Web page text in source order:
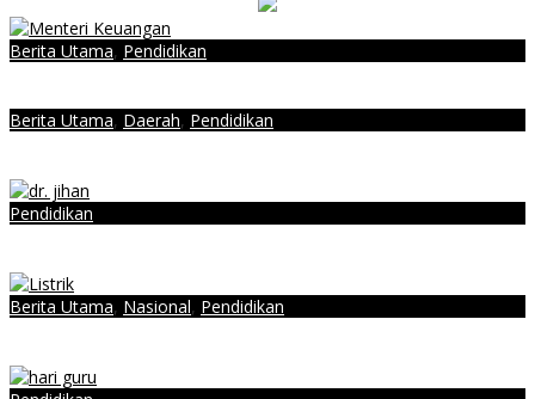
Berita Utama, Pendidikan
Berita Utama, Daerah, Pendidikan
Pendidikan
Berita Utama, Nasional, Pendidikan